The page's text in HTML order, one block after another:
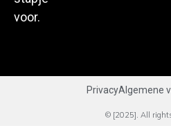
voor.
PrivacyAlgemene
© [2025]. All